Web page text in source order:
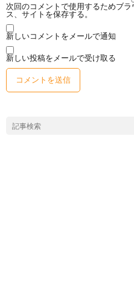
次回のコメントで使用するためブ
ス、サイトを保存する。
新しいコメントをメールで通知
新しい投稿をメールで受け取る